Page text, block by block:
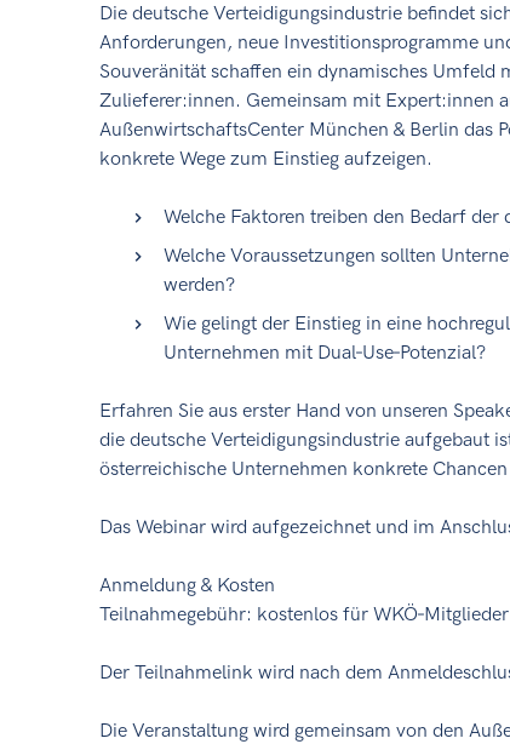
Die deutsche Verteidigungsindustrie befindet
Anforderungen, neue Investitionsprogramme
Souveränität schaffen ein dynamisches
Zulieferer:innen. Gemeinsam mit Expert:innen
AußenwirtschaftsCenter München & Berlin das
konkrete Wege zum Einstieg aufzeigen.
Welche Faktoren treiben den Bedarf
Welche Voraussetzungen sollten
werden?
Wie gelingt der Einstieg in eine
Unternehmen mit Dual‑Use‑Potenzial?
Erfahren Sie aus erster Hand von unseren
die deutsche Verteidigungsindustrie aufgebaut
österreichische Unternehmen konkrete Chancen
Das Webinar wird aufgezeichnet und im
Anmeldung & Kosten
Teilnahmegebühr: kostenlos für WKÖ‑Mitglieder
Der Teilnahmelink wird nach dem
Die Veranstaltung wird gemeinsam von den